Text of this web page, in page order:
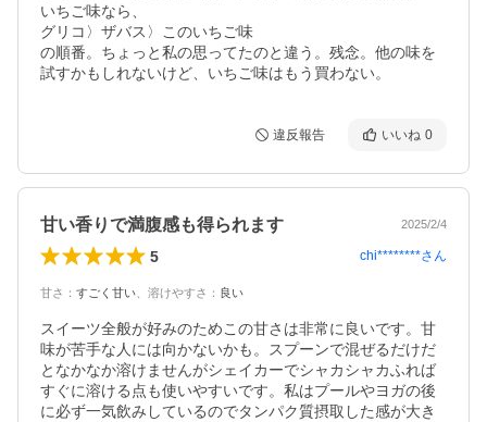
いちご味なら、
グリコ〉ザバス〉このいちご味
の順番。ちょっと私の思ってたのと違う。残念。他の味を
試すかもしれないけど、いちご味はもう買わない。
違反報告 いいね 0
甘い香りで満腹感も得られます 2025/2/4
5 chi********さん
甘さ ： すごく甘い 溶けやすさ ： 良い
スイーツ全般が好みのためこの甘さは非常に良いです。甘
味が苦手な人には向かないかも。スプーンで混ぜるだけだ
となかなか溶けませんがシェイカーでシャカシャカふれば
すぐに溶ける点も使いやすいです。私はプールやヨガの後
に必ず一気飲みしているのでタンパク質摂取した感が大き